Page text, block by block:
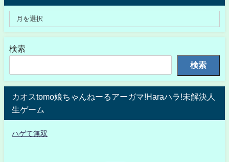
検索
検索
カオスtomo娘ちゃんねーるアーガマ!Haraハラ!未解決人
生ゲーム
ハゲて無双